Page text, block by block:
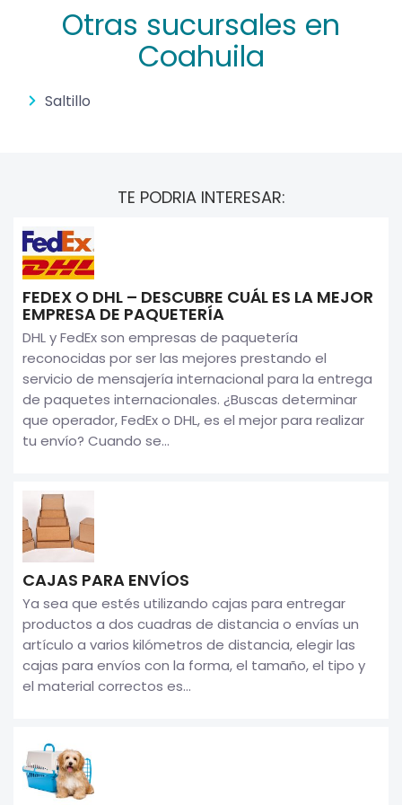
Otras sucursales en
Coahuila
Saltillo
TE PODRIA INTERESAR:
FEDEX O DHL – DESCUBRE CUÁL ES LA MEJOR
EMPRESA DE PAQUETERÍA
DHL y FedEx son empresas de paquetería
reconocidas por ser las mejores prestando el
servicio de mensajería internacional para la entrega
de paquetes internacionales. ¿Buscas determinar
que operador, FedEx o DHL, es el mejor para realizar
tu envío? Cuando se...
CAJAS PARA ENVÍOS
Ya sea que estés utilizando cajas para entregar
productos a dos cuadras de distancia o envías un
artículo a varios kilómetros de distancia, elegir las
cajas para envíos con la forma, el tamaño, el tipo y
el material correctos es...